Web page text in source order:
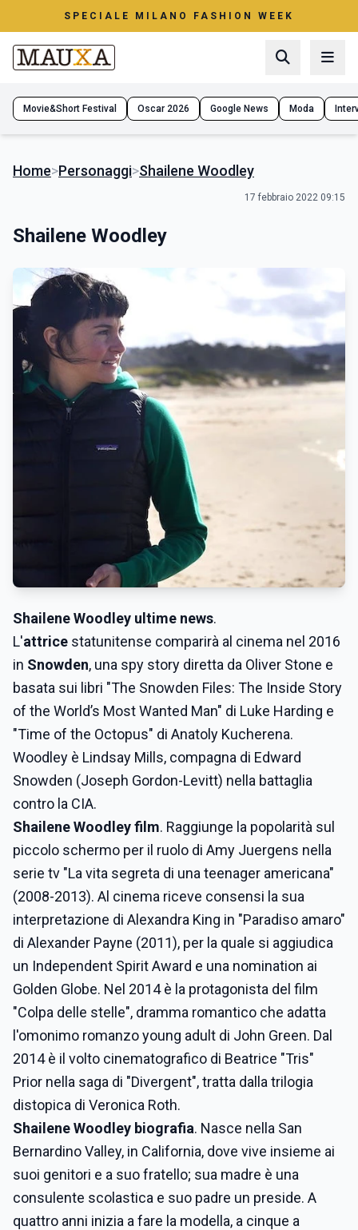
SPECIALE MILANO FASHION WEEK
Movie&Short Festival Oscar 2026 Google News Moda
Home>Personaggi>Shailene Woodley
17 febbraio 2022 09:15
Shailene Woodley
Shailene Woodley ultime news.
L'attrice statunitense comparirà al cinema nel 2016
in Snowden, una spy story diretta da Oliver Stone e
basata sui libri "The Snowden Files: The Inside Story
of the World’s Most Wanted Man" di Luke Harding e
"Time of the Octopus" di Anatoly Kucherena.
Woodley è Lindsay Mills, compagna di Edward
Snowden (Joseph Gordon-Levitt) nella battaglia
contro la CIA.
Shailene Woodley film. Raggiunge la popolarità sul
piccolo schermo per il ruolo di Amy Juergens nella
serie tv "La vita segreta di una teenager americana"
(2008-2013). Al cinema riceve consensi la sua
interpretazione di Alexandra King in "Paradiso amaro"
di Alexander Payne (2011), per la quale si aggiudica
un Independent Spirit Award e una nomination ai
Golden Globe. Nel 2014 è la protagonista del film
"Colpa delle stelle", dramma romantico che adatta
l'omonimo romanzo young adult di John Green. Dal
2014 è il volto cinematografico di Beatrice "Tris"
Prior nella saga di "Divergent", tratta dalla trilogia
distopica di Veronica Roth.
Shailene Woodley biografia. Nasce nella San
Bernardino Valley, in California, dove vive insieme ai
suoi genitori e a suo fratello; sua madre è una
consulente scolastica e suo padre un preside. A
quattro anni inizia a fare la modella, a cinque a